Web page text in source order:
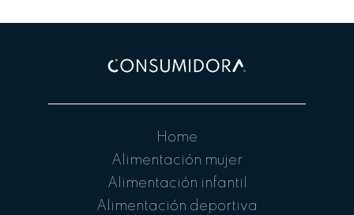
Home
Alimentación mujer
Alimentación infantil
Alimentación deportiva